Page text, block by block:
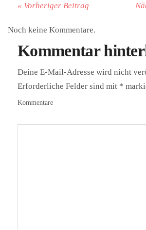
« Vorheriger Beitrag
Noch keine Kommentare.
Kommentar
Deine E-Mail-Adresse wird nicht
Erforderliche Felder sind mit *
Kommentare